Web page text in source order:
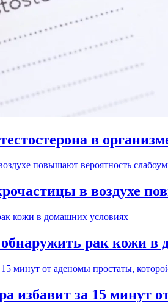
в
в воздухе
рак кожи в
избавит за 15 минут